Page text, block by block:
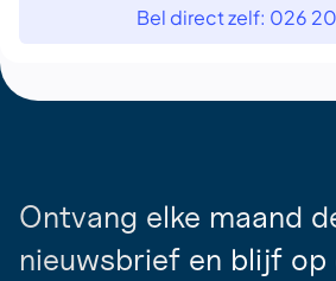
Bel direct zelf: 026 20
Ontvang elke maand
nieuwsbrief en blijf op